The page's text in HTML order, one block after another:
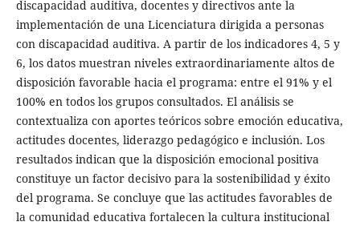
discapacidad auditiva, docentes y directivos ante la
implementación de una Licenciatura dirigida a personas
con discapacidad auditiva. A partir de los indicadores 4, 5 y
6, los datos muestran niveles extraordinariamente altos de
disposición favorable hacia el programa: entre el 91% y el
100% en todos los grupos consultados. El análisis se
contextualiza con aportes teóricos sobre emoción educativa,
actitudes docentes, liderazgo pedagógico e inclusión. Los
resultados indican que la disposición emocional positiva
constituye un factor decisivo para la sostenibilidad y éxito
del programa. Se concluye que las actitudes favorables de
la comunidad educativa fortalecen la cultura institucional